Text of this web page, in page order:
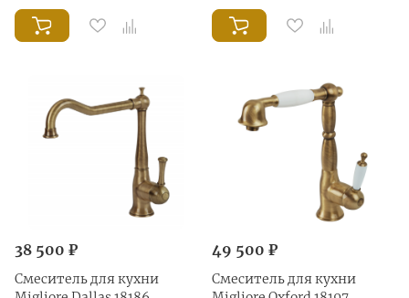
38 500 ₽
Смеситель для кухни
49 500 ₽
Смеситель для кухни